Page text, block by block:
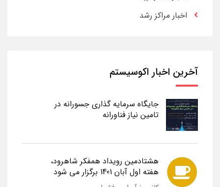
اخبار مراکز رشد
آخرین اخبار اکوسیستم
جایگاه سرمایه گذاری جسورانه در
تامین نیاز فناورانه
هشتادمین رویداد همفکر شاهرود،
هفته اول آبان 1401 برگزار می شود